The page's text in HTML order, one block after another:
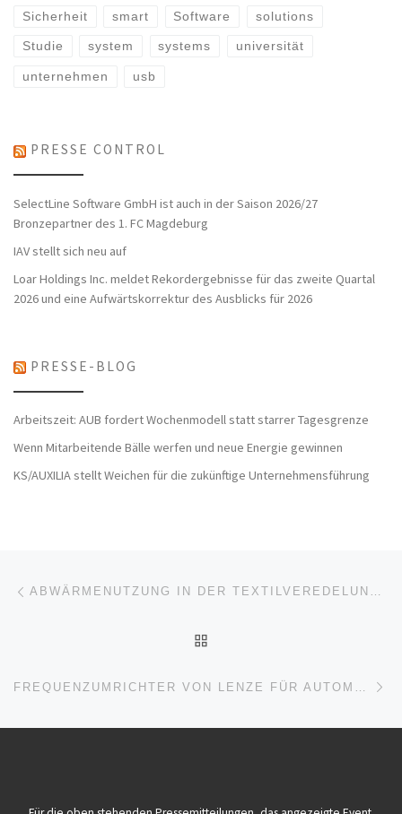
Sicherheit smart Software solutions
Studie system systems universität
unternehmen usb
PRESSE CONTROL
SelectLine Software GmbH ist auch in der Saison 2026/27
Bronzepartner des 1. FC Magdeburg
IAV stellt sich neu auf
Loar Holdings Inc. meldet Rekordergebnisse für das zweite Quartal
2026 und eine Aufwärtskorrektur des Ausblicks für 2026
PRESSE-BLOG
Arbeitszeit: AUB fordert Wochenmodell statt starrer Tagesgrenze
Wenn Mitarbeitende Bälle werfen und neue Energie gewinnen
KS/AUXILIA stellt Weichen für die zukünftige Unternehmensführung
Beitragsnavigation